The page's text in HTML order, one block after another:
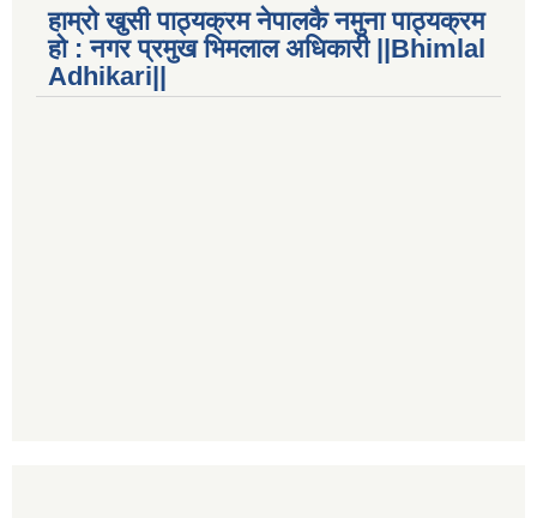
हाम्रो खुसी पाठ्यक्रम नेपालकै नमुना पाठ्यक्रम
हो : नगर प्रमुख भिमलाल अधिकारी ||Bhimlal
Adhikari||